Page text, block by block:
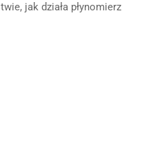
jak działa płynomierz